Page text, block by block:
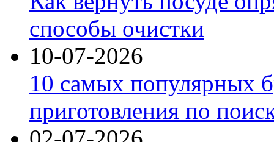
способы очистки
10-07-2026
10 самых популярных
приготовления по